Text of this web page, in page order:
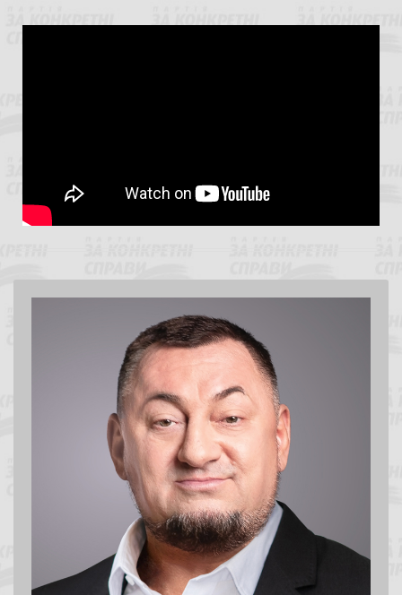
Народний депутат України
Президент Федерації важкої атлетики України
Перший віцепрезидент Федерації волейболу України
Персональний сайт